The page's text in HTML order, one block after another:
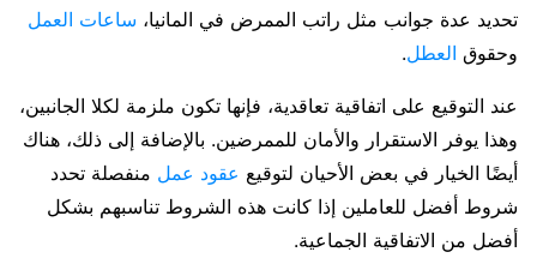
تحديد عدة جوانب مثل راتب الممرض في المانيا، ساعات العمل
وحقوق العطل.
عند التوقيع على اتفاقية تعاقدية، فإنها تكون ملزمة لكلا الجانبين،
وهذا يوفر الاستقرار والأمان للممرضين. بالإضافة إلى ذلك، هناك
أيضًا الخيار في بعض الأحيان لتوقيع عقود عمل منفصلة تحدد
شروط أفضل للعاملين إذا كانت هذه الشروط تناسبهم بشكل
أفضل من الاتفاقية الجماعية.